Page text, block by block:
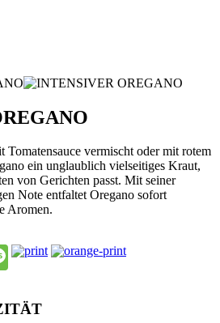
Tomatensauce vermischt oder mit rotem
ein unglaublich vielseitiges Kraut,
von Gerichten passt. Mit seiner
Note entfaltet Oregano sofort
Aromen.
Message